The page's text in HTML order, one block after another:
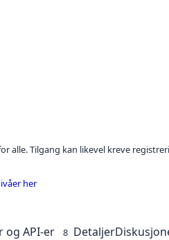
alle. Tilgang kan likevel kreve
her
og API-er 8 Detaljer